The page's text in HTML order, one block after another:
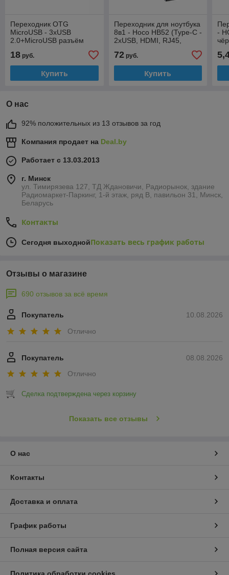
Переходник OTG
MicroUSB - 3xUSB
2.0+MicroUSB разъём
18 руб.
Купить
Переходник для ноутбука
8в1 - Hoco HB52 (Type-C -
2xUSB, HDMI, RJ45,
2xType-C, SD, MicroSD)
72руб.
Купить
-
О нас
92% положительных из 13 отзывов за год
Компания продает на Deal.by
Работает с 13.03.2013
г. Минск
ул. Тимирязева 127, ТД Ждановичи, Радиорынок, здание
Радиомаркет-Паркинг, 1-й этаж, ряд В, павильон 31, Минск,
Беларусь
Контакты
Сегодня выходнойПоказать весь график работы
Отзывы о магазине
690 отзывов за всё время
10.08.2026
Покупатель
Отлично
08.08.2026
Покупатель
Отлично
Сделка подтверждена через корзину
Показать все отзывы
О нас
Контакты
Доставка и оплата
График работы
Полная версия сайта